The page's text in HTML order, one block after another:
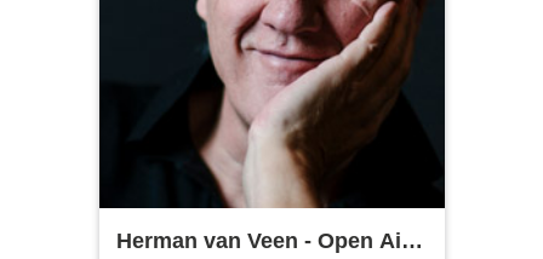
Herman van Veen - Open Air